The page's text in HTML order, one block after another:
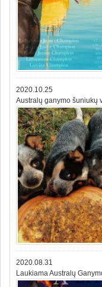
2020.10.25
Australų ganymo šuniukų
2020.08.31
Laukiama Australų